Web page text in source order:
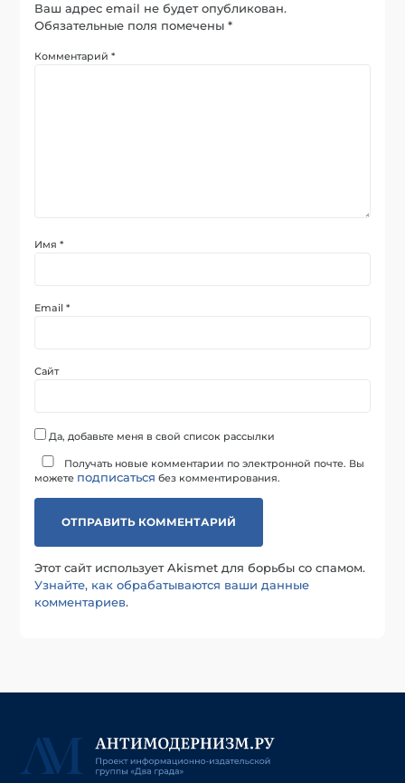
Ваш адрес email не будет опубликован.
Обязательные поля помечены*
Комментарий*
Имя*
Email*
Сайт
Да, добавьте меня в свой список рассылки
Получать новые комментарии по электронной почте. Вы
можете подписаться без комментирования.
Этот сайт использует Akismet для борьбы со спамом.
Узнайте, как обрабатываются ваши данные
комментариев.